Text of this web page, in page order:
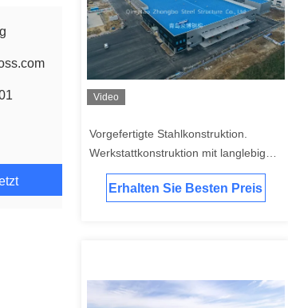
Video
Vorgefertigte Stahlkonstruktion.
Werkstattkonstruktion mit langlebigen
und anpassbaren Stahllösungen zur
Optimierung von Industrieflächen
Erhalten Sie Besten Preis